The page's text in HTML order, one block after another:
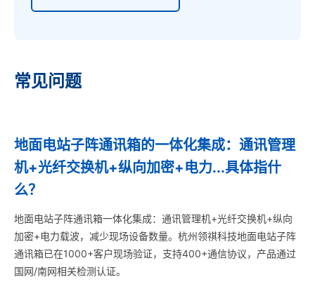
常见问题
地面电站子阵通讯箱的一体化集成：通讯管理
机+光纤交换机+纵向加密+电力...具体指什
么？
地面电站子阵通讯箱一体化集成：通讯管理机+光纤交换机+纵向
加密+电力载波，减少现场设备数量。杭州领祺科技地面电站子阵
通讯箱已在1000+客户现场验证，支持400+通信协议，产品通过
国网/南网相关检测认证。